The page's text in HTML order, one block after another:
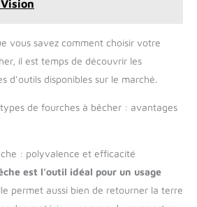
vous savez comment choisir votre
il est temps de découvrir les
d’outils disponibles sur le marché.
de fourches à bêcher : avantages
: polyvalence et efficacité
est l’outil idéal pour un usage
permet aussi bien de retourner la terre